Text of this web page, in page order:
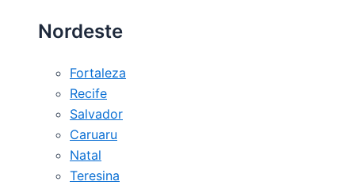
Nordeste
Fortaleza
Recife
Salvador
Caruaru
Natal
Teresina